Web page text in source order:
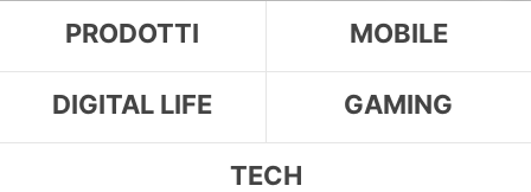
PRODOTTI MOBILE
DIGITAL LIFE GAMING
TECH